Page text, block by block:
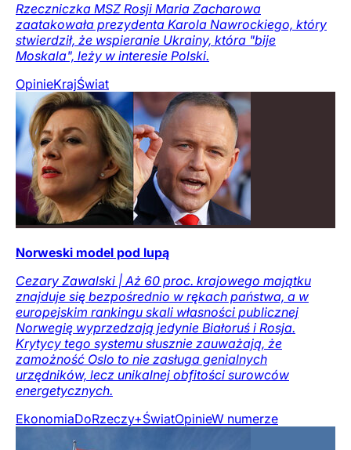
Rzeczniczka MSZ Rosji Maria Zacharowa
zaatakowała prezydenta Karola Nawrockiego, który
stwierdził, że wspieranie Ukrainy, która "bije
Moskala", leży w interesie Polski.
OpinieKrajŚwiat
Norweski model pod lupą
Cezary Zawalski | Aż 60 proc. krajowego majątku
znajduje się bezpośrednio w rękach państwa, a w
europejskim rankingu skali własności publicznej
Norwegię wyprzedzają jedynie Białoruś i Rosja.
Krytycy tego systemu słusznie zauważają, że
zamożność Oslo to nie zasługa genialnych
urzędników, lecz unikalnej obfitości surowców
energetycznych.
EkonomiaDoRzeczy+ŚwiatOpinieW numerze